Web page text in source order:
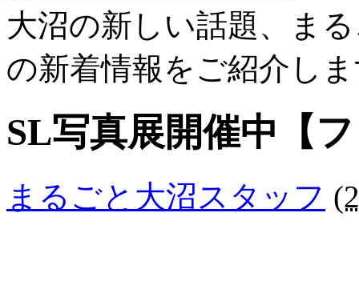
大沼の新しい話題、ま
の新着情報をご紹介し
SL写真展開催中【
まるごと大沼スタッフ (